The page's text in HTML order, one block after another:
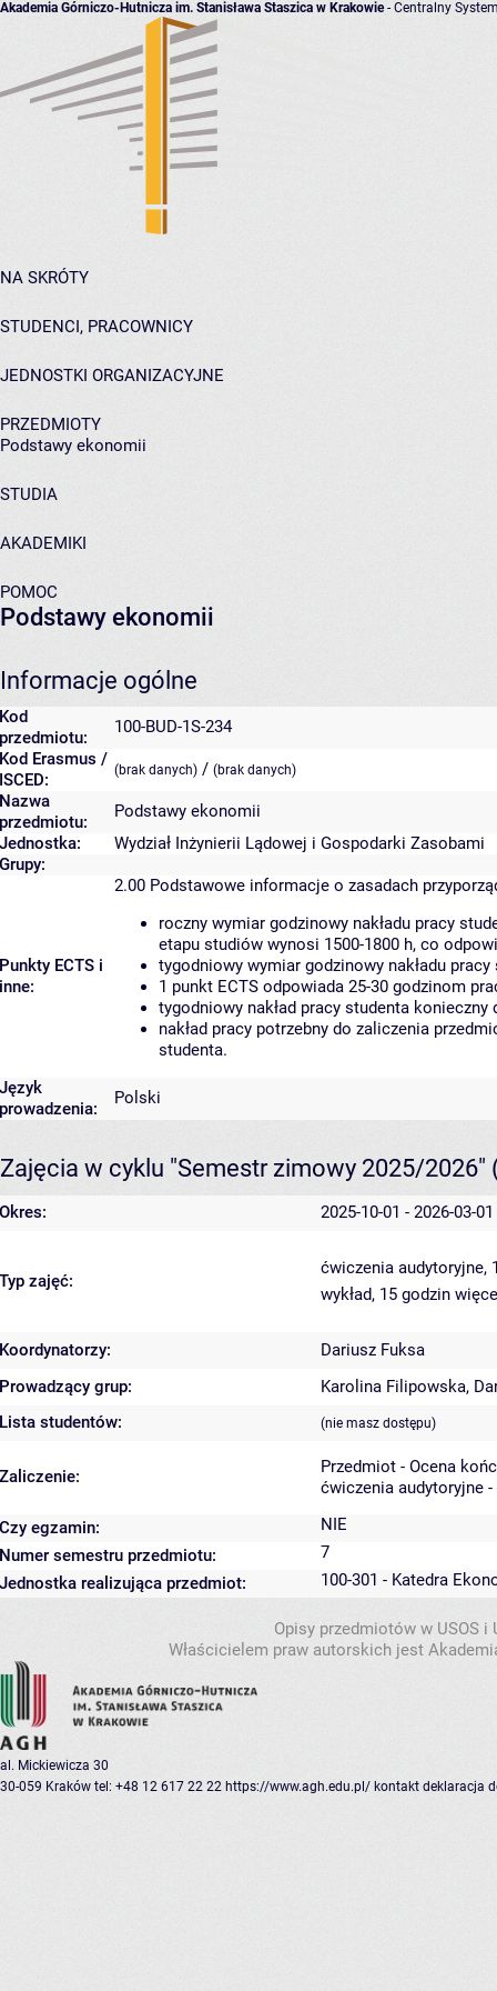
Akademia Górniczo-Hutnicza im. Stanisława Staszica w Krakowie- Centralny
NA SKRÓTY
STUDENCI, PRACOWNICY
JEDNOSTKI ORGANIZACYJNE
PRZEDMIOTY
Podstawy ekonomii
STUDIA
AKADEMIKI
POMOC
Podstawy ekonomii
Informacje ogólne
Kod
przedmiotu:
100-BUD-1S-234
Kod Erasmus /
ISCED:
(brak danych) / (brak danych)
Nazwa
przedmiotu:
Podstawy ekonomii
Jednostka:
Wydział Inżynierii Lądowej i Gospodarki Zasobami
Grupy:
Punkty ECTS i
inne:
2.00 Podstawowe informacje o zasadach
roczny wymiar godzinowy nakładu pracy
etapu studiów wynosi 1500-1800 h, co
tygodniowy wymiar godzinowy nakładu
1 punkt ECTS odpowiada 25-30 godzinom
tygodniowy nakład pracy studenta
nakład pracy potrzebny do zaliczenia
studenta.
Język
prowadzenia:
Polski
Zajęcia w cyklu "Semestr zimowy 2025/2026"
Okres: 2025-10-01 - 2026-03-01
Typ zajęć:
ćwiczenia audytoryjne,
wykład, 15 godzin
Koordynatorzy:
Dariusz Fuksa
Prowadzący grup:
Karolina Filipowska,
Lista studentów:
(nie masz dostępu)
Zaliczenie:
Przedmiot - Ocena
ćwiczenia audytoryjne
Czy egzamin:
NIE
Numer semestru przedmiotu:
7
Jednostka realizująca przedmiot:
100-301 - Katedra
Opisy przedmiotów w USOS
Właścicielem praw autorskich jest
al. Mickiewicza 30
30-059 Kraków tel: +48 12 617 22 22 https://www.agh.edu.pl/ kontakt deklaracja